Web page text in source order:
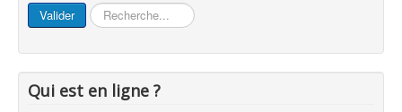
Valider Rechercher
Qui est en ligne ?